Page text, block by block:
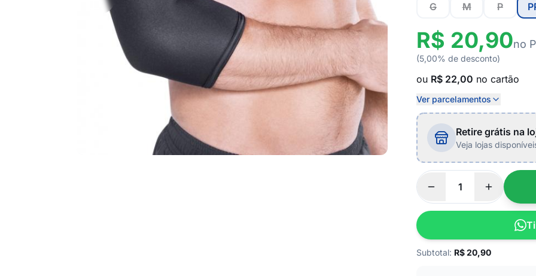
G M P
R$ 20,90no
(5,00% de desconto)
ou R$ 22,00 no cartão
Ver parcelamentos
Retire grátis na
Veja lojas
Subtotal: R$20,90